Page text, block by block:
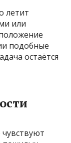
летит
или
подобные
остаётся